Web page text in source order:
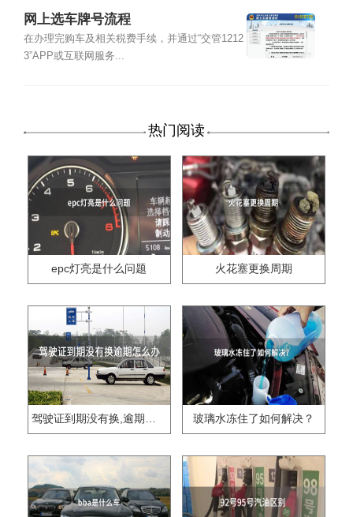
网上选车牌号流程
在办理完购车及相关税费手续，并通过“交管1212
3”APP或互联网服务...
热门阅读
epc灯亮是什么问题 火花塞更换周期
驾驶证到期没有换,逾期怎么办?? 玻璃水冻住了如何解决？